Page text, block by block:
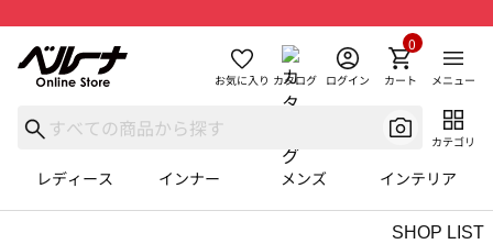
お気に入り カタログ ログイン カート
0
メニュー
カテゴリ
レディース インナー メンズ インテリア
SHOP LIST